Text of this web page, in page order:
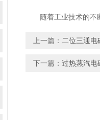
随着工业技术的不断
上一篇： 二位三通
下一篇： 过热蒸汽电